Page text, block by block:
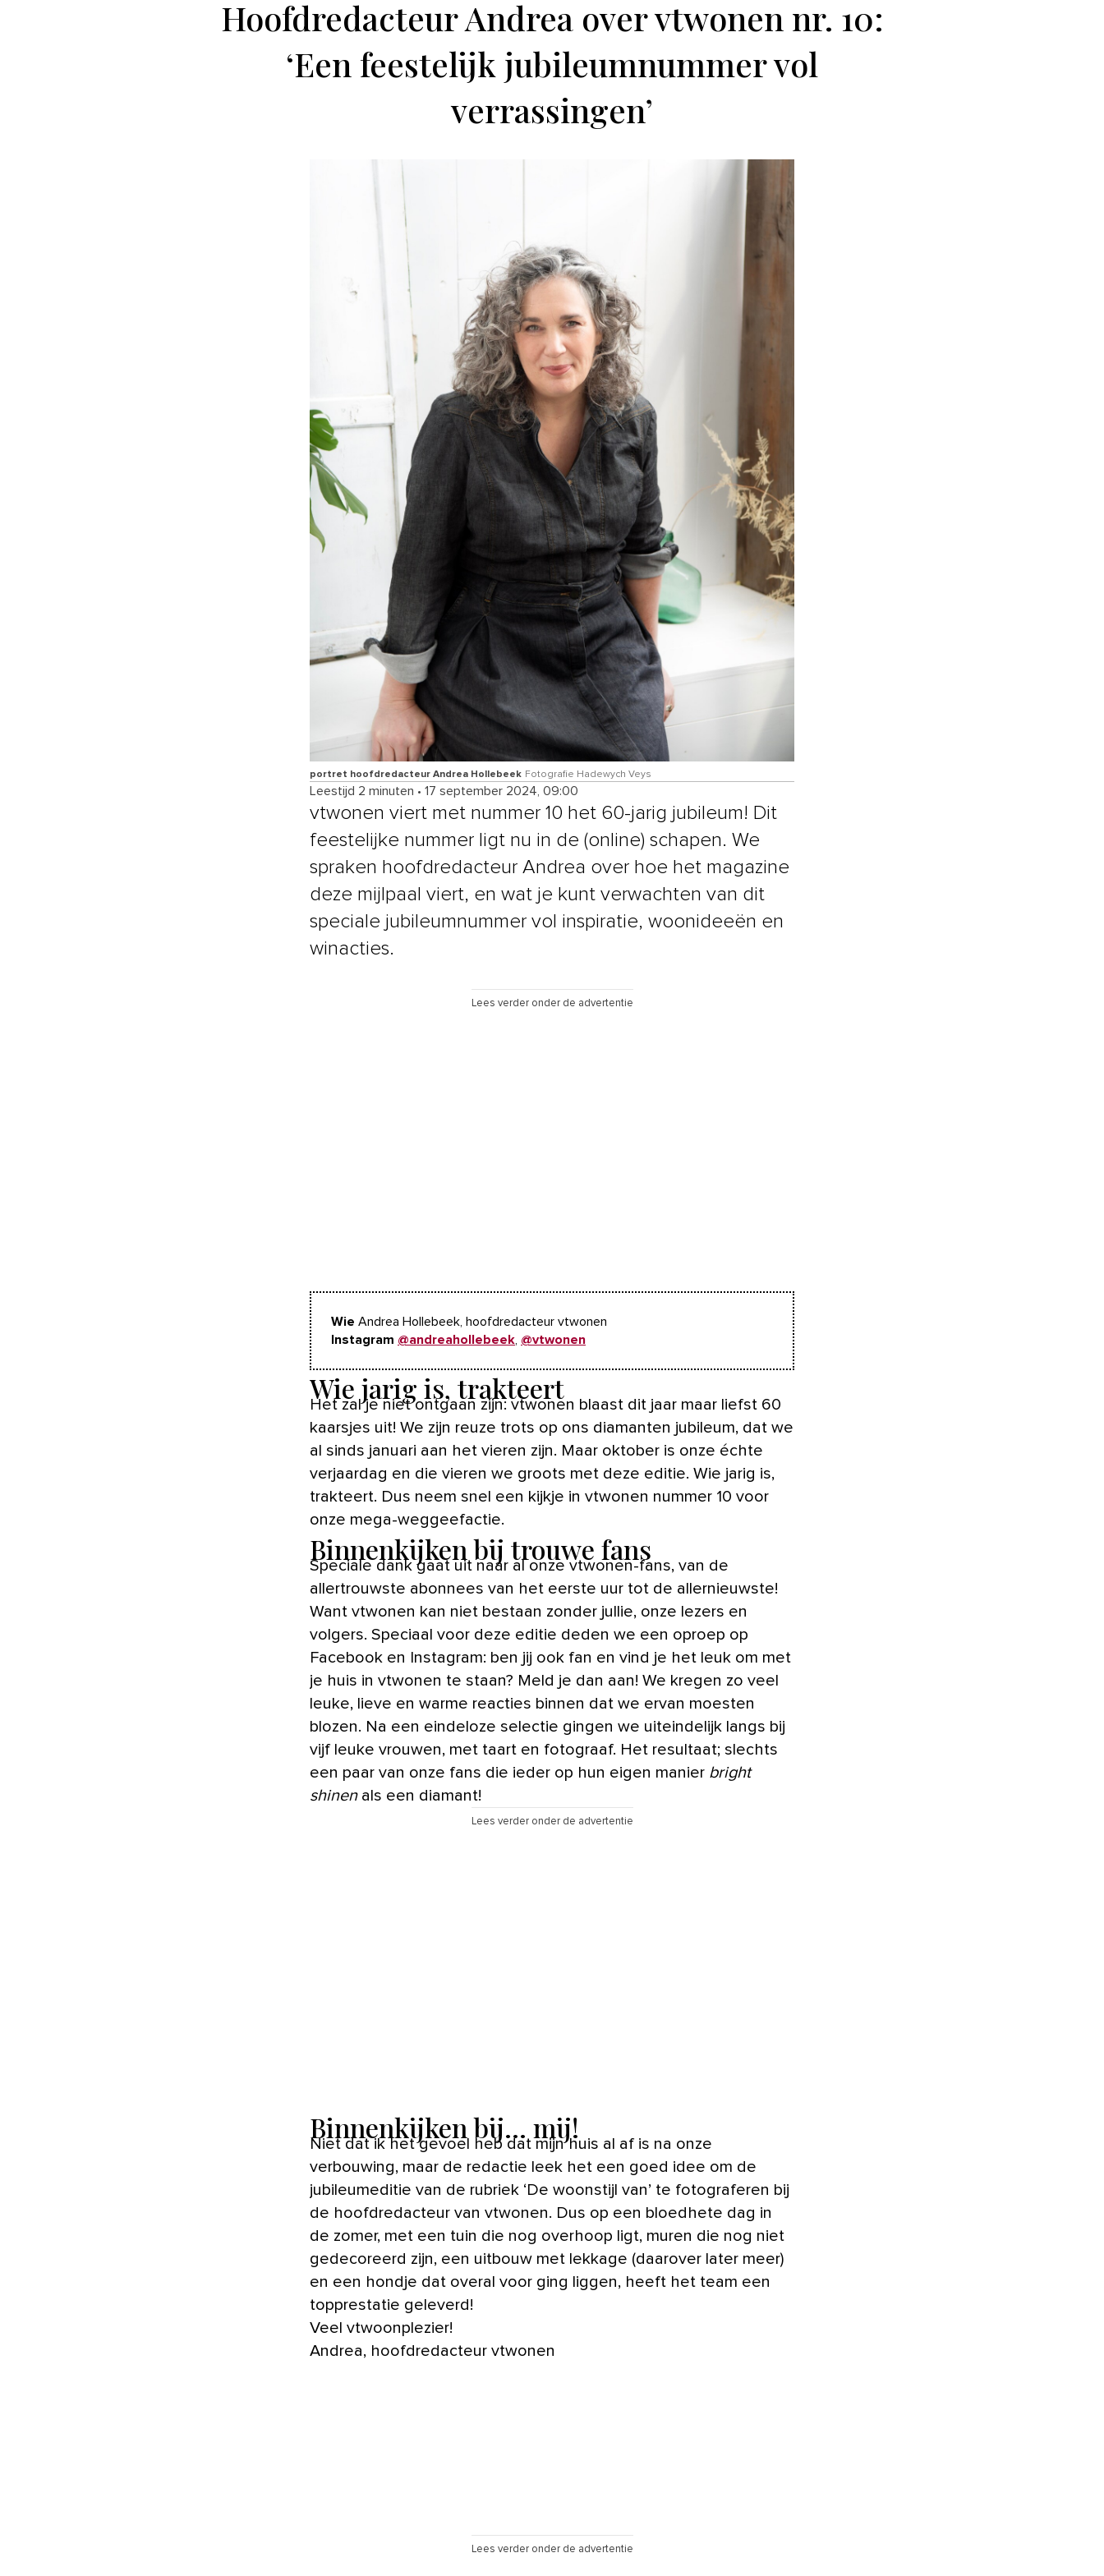
Hoofdredacteur Andrea over vtwonen nr. 10:
‘Een feestelijk jubileumnummer vol
verrassingen’
portret hoofdredacteur Andrea Hollebeek Fotografie Hadewych Veys
Leestijd 2 minuten • 17 september 2024, 09:00
vtwonen viert met nummer 10 het 60-jarig jubileum! Dit
feestelijke nummer ligt nu in de (online) schapen. We
spraken hoofdredacteur Andrea over hoe het magazine
deze mijlpaal viert, en wat je kunt verwachten van dit
speciale jubileumnummer vol inspiratie, woonideeën en
winacties.
Lees verder onder de advertentie
Wie Andrea Hollebeek, hoofdredacteur vtwonen
Instagram @andreahollebeek @vtwonen
Wie jarig is, trakteert
Het zal je niet ontgaan zijn: vtwonen blaast dit jaar maar liefst 60
kaarsjes uit! We zijn reuze trots op ons diamanten jubileum, dat we
al sinds januari aan het vieren zijn. Maar oktober is onze échte
verjaardag en die vieren we groots met deze editie. Wie jarig is,
trakteert. Dus neem snel een kijkje in vtwonen nummer 10 voor
onze mega-weggeefactie.
Binnenkijken bij trouwe fans
Speciale dank gaat uit naar al onze vtwonen-fans, van de
allertrouwste abonnees van het eerste uur tot de allernieuwste!
Want vtwonen kan niet bestaan zonder jullie, onze lezers en
volgers. Speciaal voor deze editie deden we een oproep op
Facebook en Instagram: ben jij ook fan en vind je het leuk om met
je huis in vtwonen te staan? Meld je dan aan! We kregen zo veel
leuke, lieve en warme reacties binnen dat we ervan moesten
blozen. Na een eindeloze selectie gingen we uiteindelijk langs bij
vijf leuke vrouwen, met taart en fotograaf. Het resultaat; slechts
een paar van onze fans die ieder op hun eigen manier bright
shinenals een diamant!
Lees verder onder de advertentie
Binnenkijken bij... mij!
Niet dat ik het gevoel heb dat mijn huis al af is na onze
verbouwing, maar de redactie leek het een goed idee om de
jubileumeditie van de rubriek ‘De woonstijl van’ te fotograferen bij
de hoofdredacteur van vtwonen. Dus op een bloedhete dag in
de zomer, met een tuin die nog overhoop ligt, muren die nog niet
gedecoreerd zijn, een uitbouw met lekkage (daarover later meer)
en een hondje dat overal voor ging liggen, heeft het team een
topprestatie geleverd!
Veel vtwoonplezier!
Andrea, hoofdredacteur vtwonen
Lees verder onder de advertentie